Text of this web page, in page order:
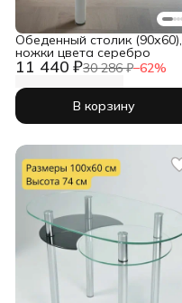
11 440 ₽30 286 ₽−62%
Обеденный столик (90х60),
ножки цвета серебро
В корзину